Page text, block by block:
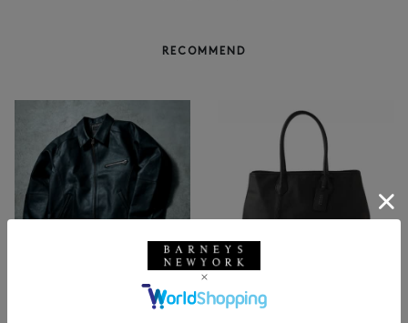
RECOMMEND
BARNEYS NEW YORK